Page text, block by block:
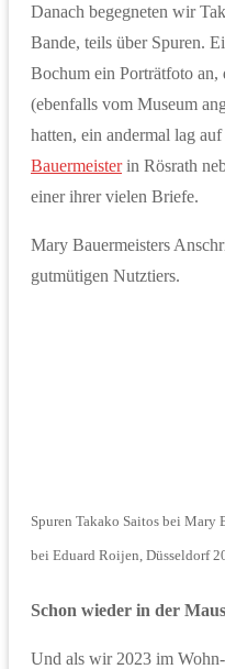
Danach begegneten wir
Bande, teils über Spuren.
Bochum ein Porträtfoto
(ebenfalls vom Museum
hatten, ein andermal lag
Bauermeisterin Rösrath
einer ihrer vielen Briefe.
Mary Bauermeisters
gutmütigen Nutztiers.
Spuren Takako Saitos bei Mary
bei Eduard Roijen, Düsseldorf
Schon wieder in der
Und als wir 2023 im